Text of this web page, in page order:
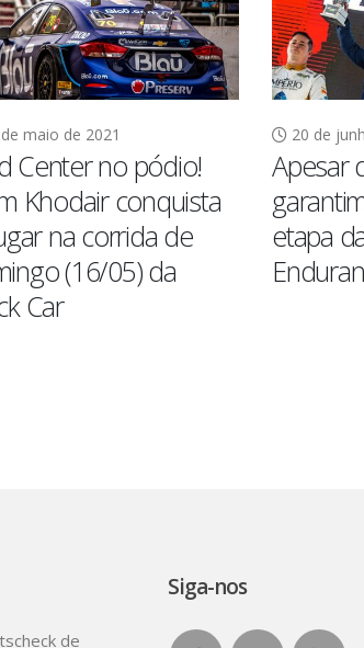
maio de 2021
Center no pódio!
Khodair conquista
na corrida de
(16/05) da
Car
20 de
Apesar
etapa
de
Siga-nos